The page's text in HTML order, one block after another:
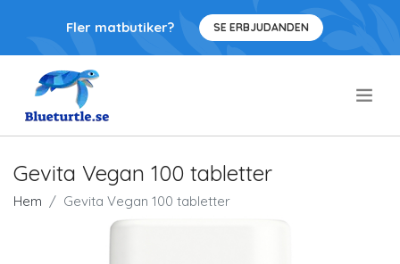
Fler matbutiker? SE ERBJUDANDEN
Gevita Vegan 100 tabletter
Hem Gevita Vegan 100 tabletter